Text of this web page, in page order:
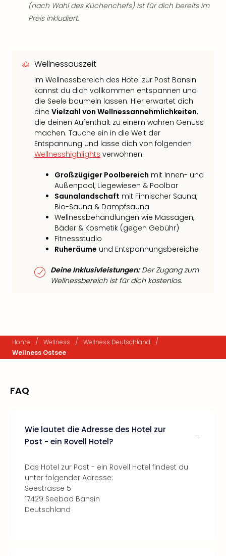
(nach Wahl des Küchenchefs) ist für dich bereits im
Preis inkludiert.
Wellnessauszeit
Im Wellnessbereich des Hotel zur Post Bansin
kannst du dich vollkommen entspannen und
die Seele baumeln lassen. Hier erwartet dich
eine Vielzahl von Wellnessannehmlichkeiten,
die deinen Aufenthalt zu einem wahren Genuss
machen. Tauche ein in die Welt der
Entspannung und lasse dich von folgenden
Wellnesshighlights verwöhnen:
Großzügiger Poolbereich mit Innen- und
Außenpool, Liegewiesen & Poolbar
Saunalandschaft mit Finnischer Sauna,
Bio-Sauna & Dampfsauna
Wellnessbehandlungen wie Massagen,
Bäder & Kosmetik (gegen Gebühr)
Fitnessstudio
Ruheräume und Entspannungsbereiche
Deine Inklusivleistungen:Der Zugang zum
Wellnessbereich ist für dich kostenlos.
Home / Wellness / Wellness Deutschland /
Wellness Ostsee
FAQ
Wie lautet die Adresse des Hotel zur
Post - ein Rovell Hotel?
Das Hotel zur Post - ein Rovell Hotel findest du
unter folgender Adresse:
Seestrasse 5
17429 Seebad Bansin
Deutschland